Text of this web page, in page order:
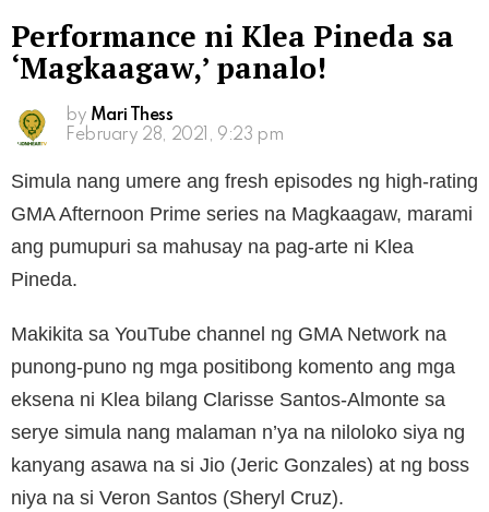
Performance ni Klea Pineda sa
‘Magkaagaw,’ panalo!
by Mari Thess
February 28, 2021, 9:23 pm
Simula nang umere ang fresh episodes ng high-rating
GMA Afternoon Prime series na Magkaagaw, marami
ang pumupuri sa mahusay na pag-arte ni Klea
Pineda.
Makikita sa YouTube channel ng GMA Network na
punong-puno ng mga positibong komento ang mga
eksena ni Klea bilang Clarisse Santos-Almonte sa
serye simula nang malaman n’ya na niloloko siya ng
kanyang asawa na si Jio (Jeric Gonzales) at ng boss
niya na si Veron Santos (Sheryl Cruz).